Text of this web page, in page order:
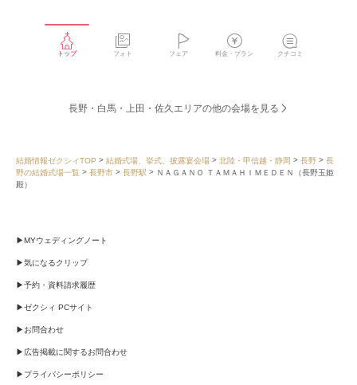
る
トップ フォト フェア 料金・プラン クチコミ
長野・白馬・上田・佐久エリアの他の会場を見る
結婚情報ゼクシィTOP 結婚式場、挙式、披露宴会場 北陸・甲信越・静岡 長野
長
野の結婚式場一覧
長野市 長野駅
ＮＡＧＡＮＯ ＴＡＭＡＨＩＭＥＤＥＮ（長野玉姫
殿）
MYウェディングノート
気になるクリップ
予約・資料請求履歴
ゼクシィ PCサイト
お問合わせ
広告掲載に関するお問合わせ
プライバシーポリシー